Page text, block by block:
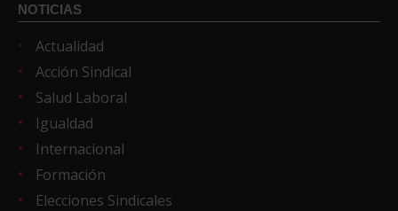
NOTICIAS
Actualidad
Acción Sindical
Salud Laboral
Igualdad
Internacional
Formación
Elecciones Sindicales